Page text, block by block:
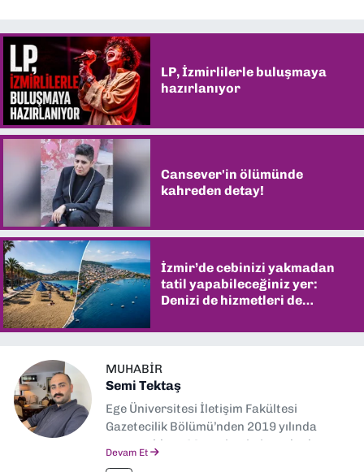
LP, İzmirlilerle buluşmaya
hazırlanıyor
Cansever'in ölümünde
kahreden detay!
İzmir’de cebinizi yakmadan
tatil yapabileceğiniz yer:
Denizi de hizmetleri de
MUHABIR
Semi Tektaş
Ege Üniversitesi İletişim Fakültesi
Gazetecilik Bölümü’nden 2019 yılında
mezun oldum. Mezuniyetimin ardından
Devam Et